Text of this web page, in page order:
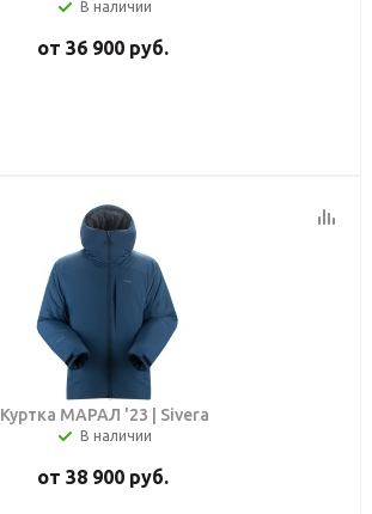
В наличии
от 36 900 руб.
Куртка МАРАЛ '23 | Sivera
В наличии
от 38 900 руб.